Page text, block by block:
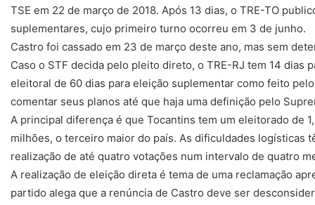
TSE em 22 de março de 2018. Após 13 dias, o TRE-TO
suplementares, cujo primeiro turno ocorreu em 3 de junho.
Castro foi cassado em 23 de março deste ano, mas sem
Caso o STF decida pelo pleito direto, o TRE-RJ tem 14 dias
eleitoral de 60 dias para eleição suplementar como feito
comentar seus planos até que haja uma definição pelo
A principal diferença é que Tocantins tem um eleitorado de
milhões, o terceiro maior do país. As dificuldades logísticas
realização de até quatro votações num intervalo de quatro
A realização de eleição direta é tema de uma reclamação
partido alega que a renúncia de Castro deve ser